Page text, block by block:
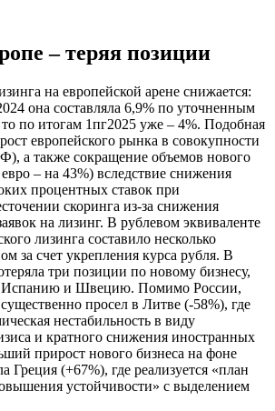
– теряя позиции
на европейской арене снижается:
она составляла 6,9% по уточненным
по итогам 1пг2025 уже – 4%. Подобная
европейского рынка в совокупности
а также сокращение объемов нового
– на 43%) вследствие снижения
процентных ставок при
скоринга из-за снижения
на лизинг. В рублевом эквиваленте
лизинга составило несколько
за счет укрепления курса рубля. В
три позиции по новому бизнесу,
Испанию и Швецию. Помимо России,
просел в Литве (-58%), где
нестабильность в виду
и кратного снижения иностранных
прирост нового бизнеса на фоне
Греция (+67%), где реализуется «план
устойчивости» с выделением